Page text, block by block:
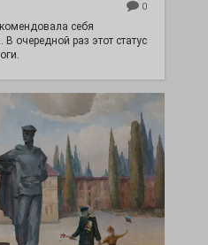
0
себя
очередной раз этот статус